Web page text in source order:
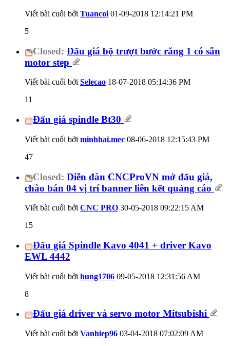
Viết bài cuối bởi Tuancoi 01-09-2018 12:14:21 PM
5
Closed: Đấu giá bộ trượt bước răng 1 có sẵn
motor step
Viết bài cuối bởi Selecao 18-07-2018 05:14:36 PM
11
Đấu giá spindle Bt30
Viết bài cuối bởi minhhai.mec 08-06-2018 12:15:43 PM
47
Closed: Diễn đàn CNCProVN mở đấu giá,
chào bán 04 vị trí banner liên kết quảng cáo
Viết bài cuối bởi CNC PRO 30-05-2018 09:22:15 AM
15
Đấu giá Spindle Kavo 4041 + driver Kavo
EWL 4442
Viết bài cuối bởi hung1706 09-05-2018 12:31:56 AM
8
Đấu giá driver và servo motor Mitsubishi
Viết bài cuối bởi Vanhiep96 03-04-2018 07:02:09 AM